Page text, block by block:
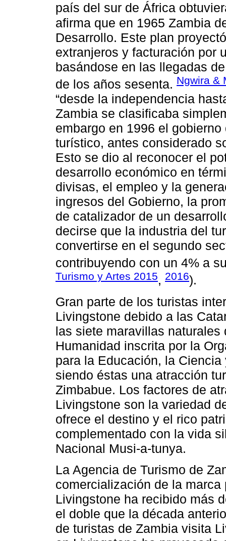
país del sur de África
afirma que en 1965 Zambia
Desarrollo. Este plan
extranjeros y facturación por
basándose en las llegadas
de los años sesenta. Ngwira &
“desde la independencia
Zambia se clasificaba
embargo en 1996 el
turístico, antes considerado
Esto se dio al reconocer el
desarrollo económico en
divisas, el empleo y la
ingresos del Gobierno, la
de catalizador de un
decirse que la industria del
convertirse en el segundo
contribuyendo con un 4% a
Turismo y Artes 2015, 2016).
Gran parte de los turistas
Livingstone debido a las
las siete maravillas
Humanidad inscrita por la
para la Educación, la
siendo éstas una atracción
Zimbabue. Los factores de
Livingstone son la variedad
ofrece el destino y el rico
complementado con la vida
Nacional Musi-a-tunya.
La Agencia de Turismo de
comercialización de la
Livingstone ha recibido más
el doble que la década
de turistas de Zambia visita